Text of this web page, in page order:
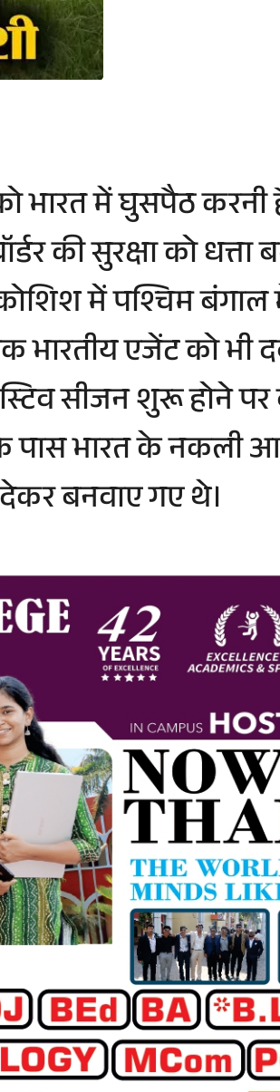
भारत में घुसपैठ करनी
की सुरक्षा को धत्ता
में पश्चिम
एजेंट को भी
सीजन शुरू होने पर
पास भारत के नकली
बनवाए गए थे।